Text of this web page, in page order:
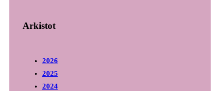
Arkistot
2026
2025
2024